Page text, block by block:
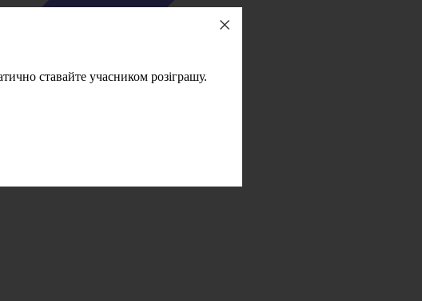
ставайте учасником розіграшу.